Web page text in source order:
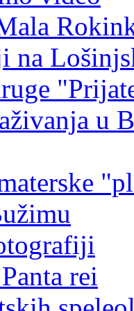
na
u
rei